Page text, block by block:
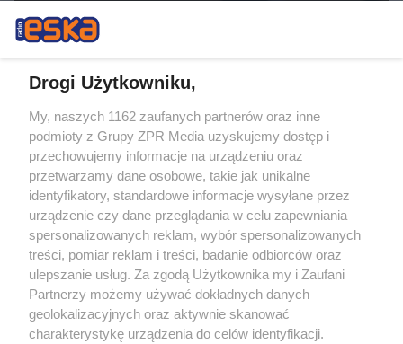
skuteczna pielęgnacja
regenerująca
TENIS
Świątek kontra Kostiuk w
Drogi Użytkowniku,
My, naszych 1162 zaufanych partnerów oraz inne
podmioty z Grupy ZPR Media uzyskujemy dostęp i
przechowujemy informacje na urządzeniu oraz
przetwarzamy dane osobowe, takie jak unikalne
identyfikatory, standardowe informacje wysyłane przez
urządzenie czy dane przeglądania w celu zapewniania
spersonalizowanych reklam, wybór spersonalizowanych
treści, pomiar reklam i treści, badanie odbiorców oraz
ulepszanie usług. Za zgodą Użytkownika my i Zaufani
Partnerzy możemy używać dokładnych danych
geolokalizacyjnych oraz aktywnie skanować
charakterystykę urządzenia do celów identyfikacji.